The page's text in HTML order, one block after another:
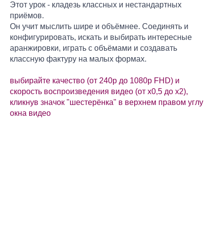
Этот урок - кладезь классных и нестандартных
приёмов.
Он учит мыслить шире и объёмнее. Соединять и
конфигурировать, искать и выбирать интересные
аранжировки, играть с объёмами и создавать
классную фактуру на малых формах.
выбирайте качество (от 240p до 1080p FHD) и
скорость воспроизведения видео (от х0,5 до х2),
кликнув значок "шестерёнка" в верхнем правом углу
окна видео